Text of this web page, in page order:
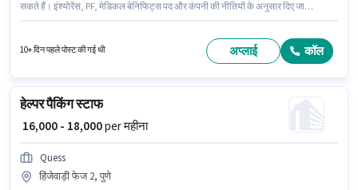
सकते हैं। इंश्योरेंस, PF, मेडिकल बेनिफिट्स पद और कंपनी की नीतियों के अनुसार दिए जा
आवेदक के पास पैकिंग जैसी स्किल्स होनी चाहिए।
10+ दिन पहले पोस्ट की गई थी अप्लाई कॉल
हेल्पर पैकिंग स्टाफ
₹ 16,000 - 18,000per महीना
Quess
हिंजेवाड़ी फेज 2, पुणे